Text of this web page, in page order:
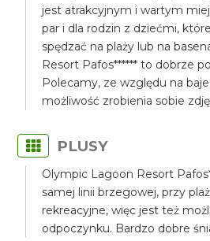
jest atrakcyjnym i wartym
par i dla rodzin z dziećmi,
spędzać na plaży lub na
Resort Pafos****** to dobrze
Polecamy, ze względu na
możliwość zrobienia sobie
PLUSY
Olympic Lagoon Resort
samej linii brzegowej, przy
rekreacyjne, więc jest też
odpoczynku. Bardzo dobre